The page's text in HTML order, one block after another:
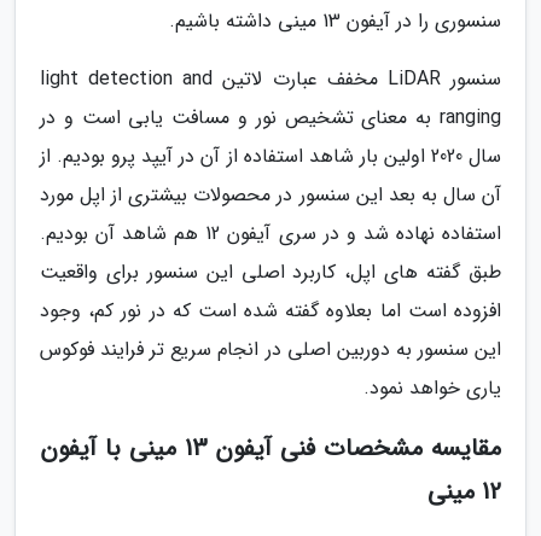
سنسوری را در آیفون 13 مینی داشته باشیم.
سنسور LiDAR مخفف عبارت لاتین light detection and
ranging به معنای تشخیص نور و مسافت یابی است و در
سال 2020 اولین بار شاهد استفاده از آن در آیپد پرو بودیم. از
آن سال به بعد این سنسور در محصولات بیشتری از اپل مورد
استفاده نهاده شد و در سری آیفون 12 هم شاهد آن بودیم.
طبق گفته های اپل، کاربرد اصلی این سنسور برای واقعیت
افزوده است اما بعلاوه گفته شده است که در نور کم، وجود
این سنسور به دوربین اصلی در انجام سریع تر فرایند فوکوس
یاری خواهد نمود.
مقایسه مشخصات فنی آیفون 13 مینی با آیفون
12 مینی